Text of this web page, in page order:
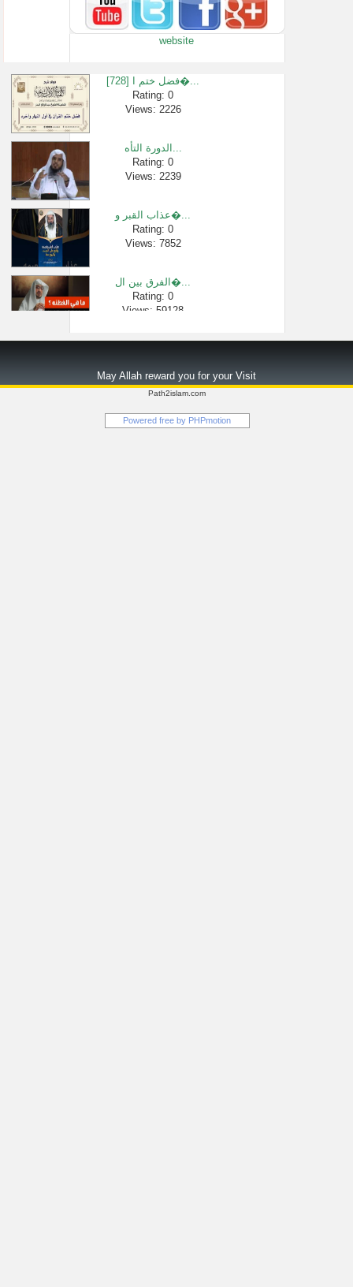
30- تفسير سورة...
Rating: 0
website
[728] فضل ختم ا�...
Rating: 0
Views: 2226
الدورة التأه...
Rating: 0
Views: 2239
عذاب القبر و�...
Rating: 0
Views: 7852
الفرق بين ال�...
Rating: 0
Views: 59128
Views: 2682
الشيخ عبدالل...
Rating: 0
May Allah reward you for your Visit
Path2islam.com
Powered free by PHPmotion